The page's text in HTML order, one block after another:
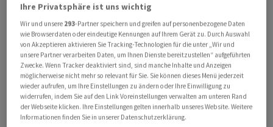
Ihre Privatsphäre ist uns wichtig
Wir und unsere 293-Partner speichern und greifen auf personenbezogene Daten
wie Browserdaten oder eindeutige Kennungen auf Ihrem Gerät zu. Durch Auswahl
von Akzeptieren aktivieren Sie Tracking-Technologien für die unter „Wir und
unsere Partner verarbeiten Daten, um Ihnen Dienste bereitzustellen“ aufgeführten
Zwecke. Wenn Tracker deaktiviert sind, sind manche Inhalte und Anzeigen
möglicherweise nicht mehr so relevant für Sie. Sie können dieses Menü jederzeit
wieder aufrufen, um Ihre Einstellungen zu ändern oder Ihre Einwilligung zu
widerrufen, indem Sie auf den Link Voreinstellungen verwalten am unteren Rand
der Webseite klicken. Ihre Einstellungen gelten innerhalb unseres Website. Weitere
Informationen finden Sie in unserer Datenschutzerklärung.